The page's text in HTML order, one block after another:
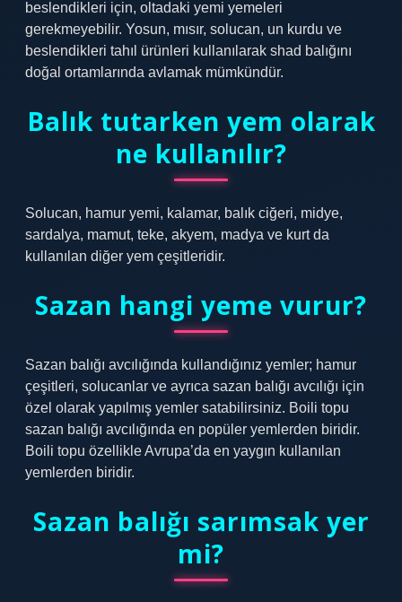
beslendikleri için, oltadaki yemi yemeleri
gerekmeyebilir. Yosun, mısır, solucan, un kurdu ve
beslendikleri tahıl ürünleri kullanılarak shad balığını
doğal ortamlarında avlamak mümkündür.
Balık tutarken yem olarak
ne kullanılır?
Solucan, hamur yemi, kalamar, balık ciğeri, midye,
sardalya, mamut, teke, akyem, madya ve kurt da
kullanılan diğer yem çeşitleridir.
Sazan hangi yeme vurur?
Sazan balığı avcılığında kullandığınız yemler; hamur
çeşitleri, solucanlar ve ayrıca sazan balığı avcılığı için
özel olarak yapılmış yemler satabilirsiniz. Boili topu
sazan balığı avcılığında en popüler yemlerden biridir.
Boili topu özellikle Avrupa’da en yaygın kullanılan
yemlerden biridir.
Sazan balığı sarımsak yer
mi?